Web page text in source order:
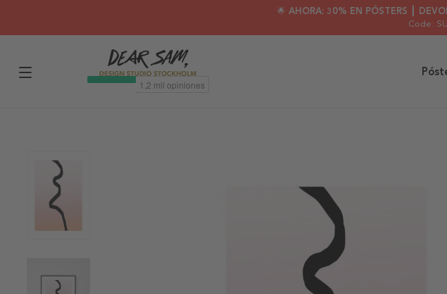
🌟 AHORA: 30% EN PÓSTERS ┃
Code: